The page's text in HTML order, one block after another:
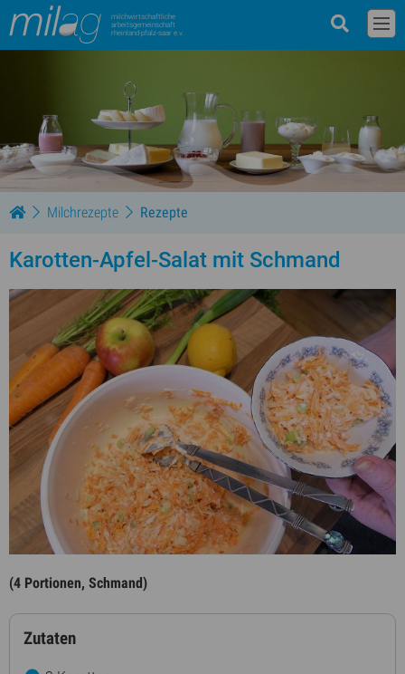
milchwirtschaftliche
arbeitsgemeinschaft
rheinland-pfalz-saar e.v.
Milchrezepte Rezepte
Karotten-Apfel-Salat mit Schmand
(4 Portionen, Schmand)
Zutaten